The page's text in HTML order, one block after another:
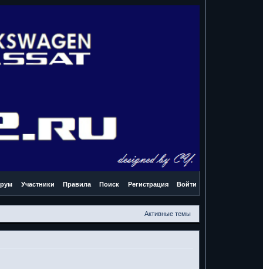
Участники Правила Поиск Регистрация Войти
Активные темы